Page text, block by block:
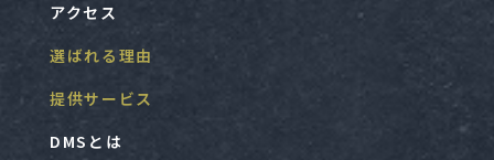
アクセス
選ばれる理由
提供サービス
DMSとは